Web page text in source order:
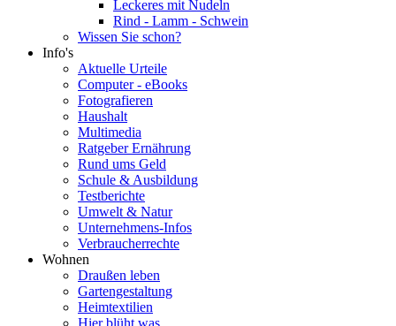
Leckeres mit Nudeln
Rind - Lamm - Schwein
Wissen Sie schon?
Info's
Aktuelle Urteile
Computer - eBooks
Fotografieren
Haushalt
Multimedia
Ratgeber Ernährung
Rund ums Geld
Schule & Ausbildung
Testberichte
Umwelt & Natur
Unternehmens-Infos
Verbraucherrechte
Wohnen
Draußen leben
Gartengestaltung
Heimtextilien
Hier blüht was